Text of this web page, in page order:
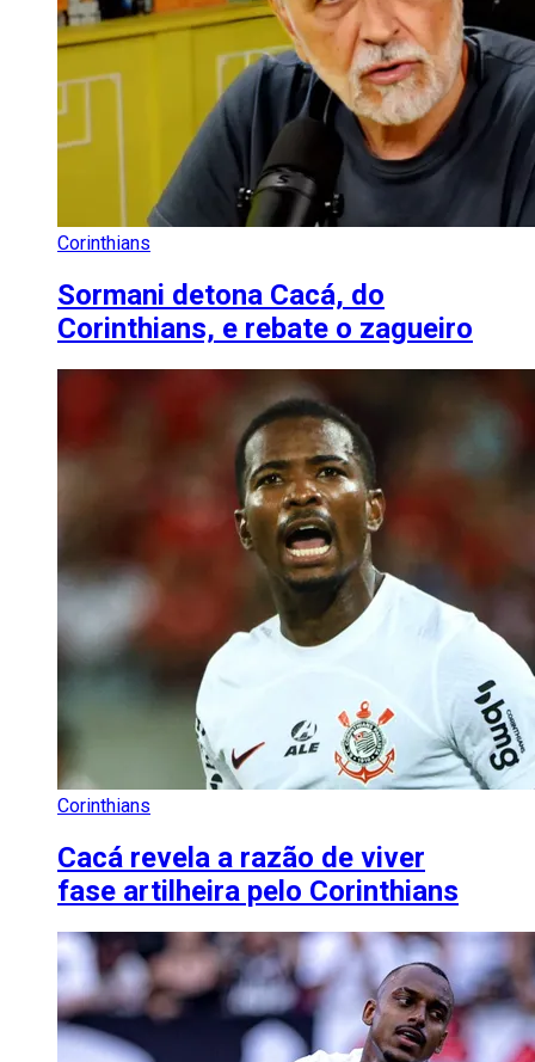
Corinthians
Sormani detona Cacá, do
Corinthians, e rebate o zagueiro
Corinthians
Cacá revela a razão de viver
fase artilheira pelo Corinthians